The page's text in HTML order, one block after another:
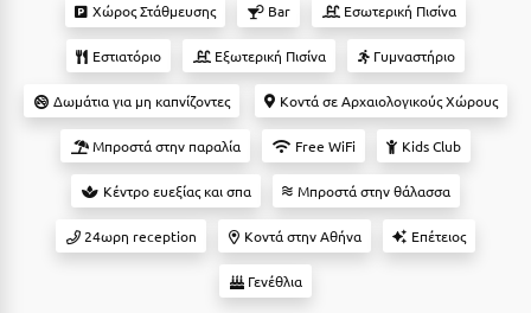
Αστυπάλαια
Αττική
Αχαΐα
Βansko
Διαμερίσματα
Studios
Boutique Hotels
Ξενώνες
Camping
Χώρος Στάθμευσης Bar Εσωτερική Πισίνα
Εστιατόριο Εξωτερική Πισίνα Γυμναστήριο
Δωμάτια για μη καπνίζοντες Κοντά σε Αρχαιολογικούς Χώρους
Μπροστά στην παραλία Free WiFi Kids Club
Κέντρο ευεξίας και σπα Μπροστά στην θάλασσα
24ωρη reception Κοντά στην Αθήνα Επέτειος
Γενέθλια